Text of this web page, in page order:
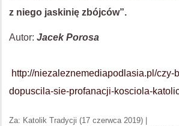
z niego jaskinię zbójców”.
Autor: Jacek Porosa
http://niezaleznemediapodlasia.pl/czy-
dopuscila-sie-profanacji-kosciola-
Za: Katolik Tradycji (17 czerwca 2019) |